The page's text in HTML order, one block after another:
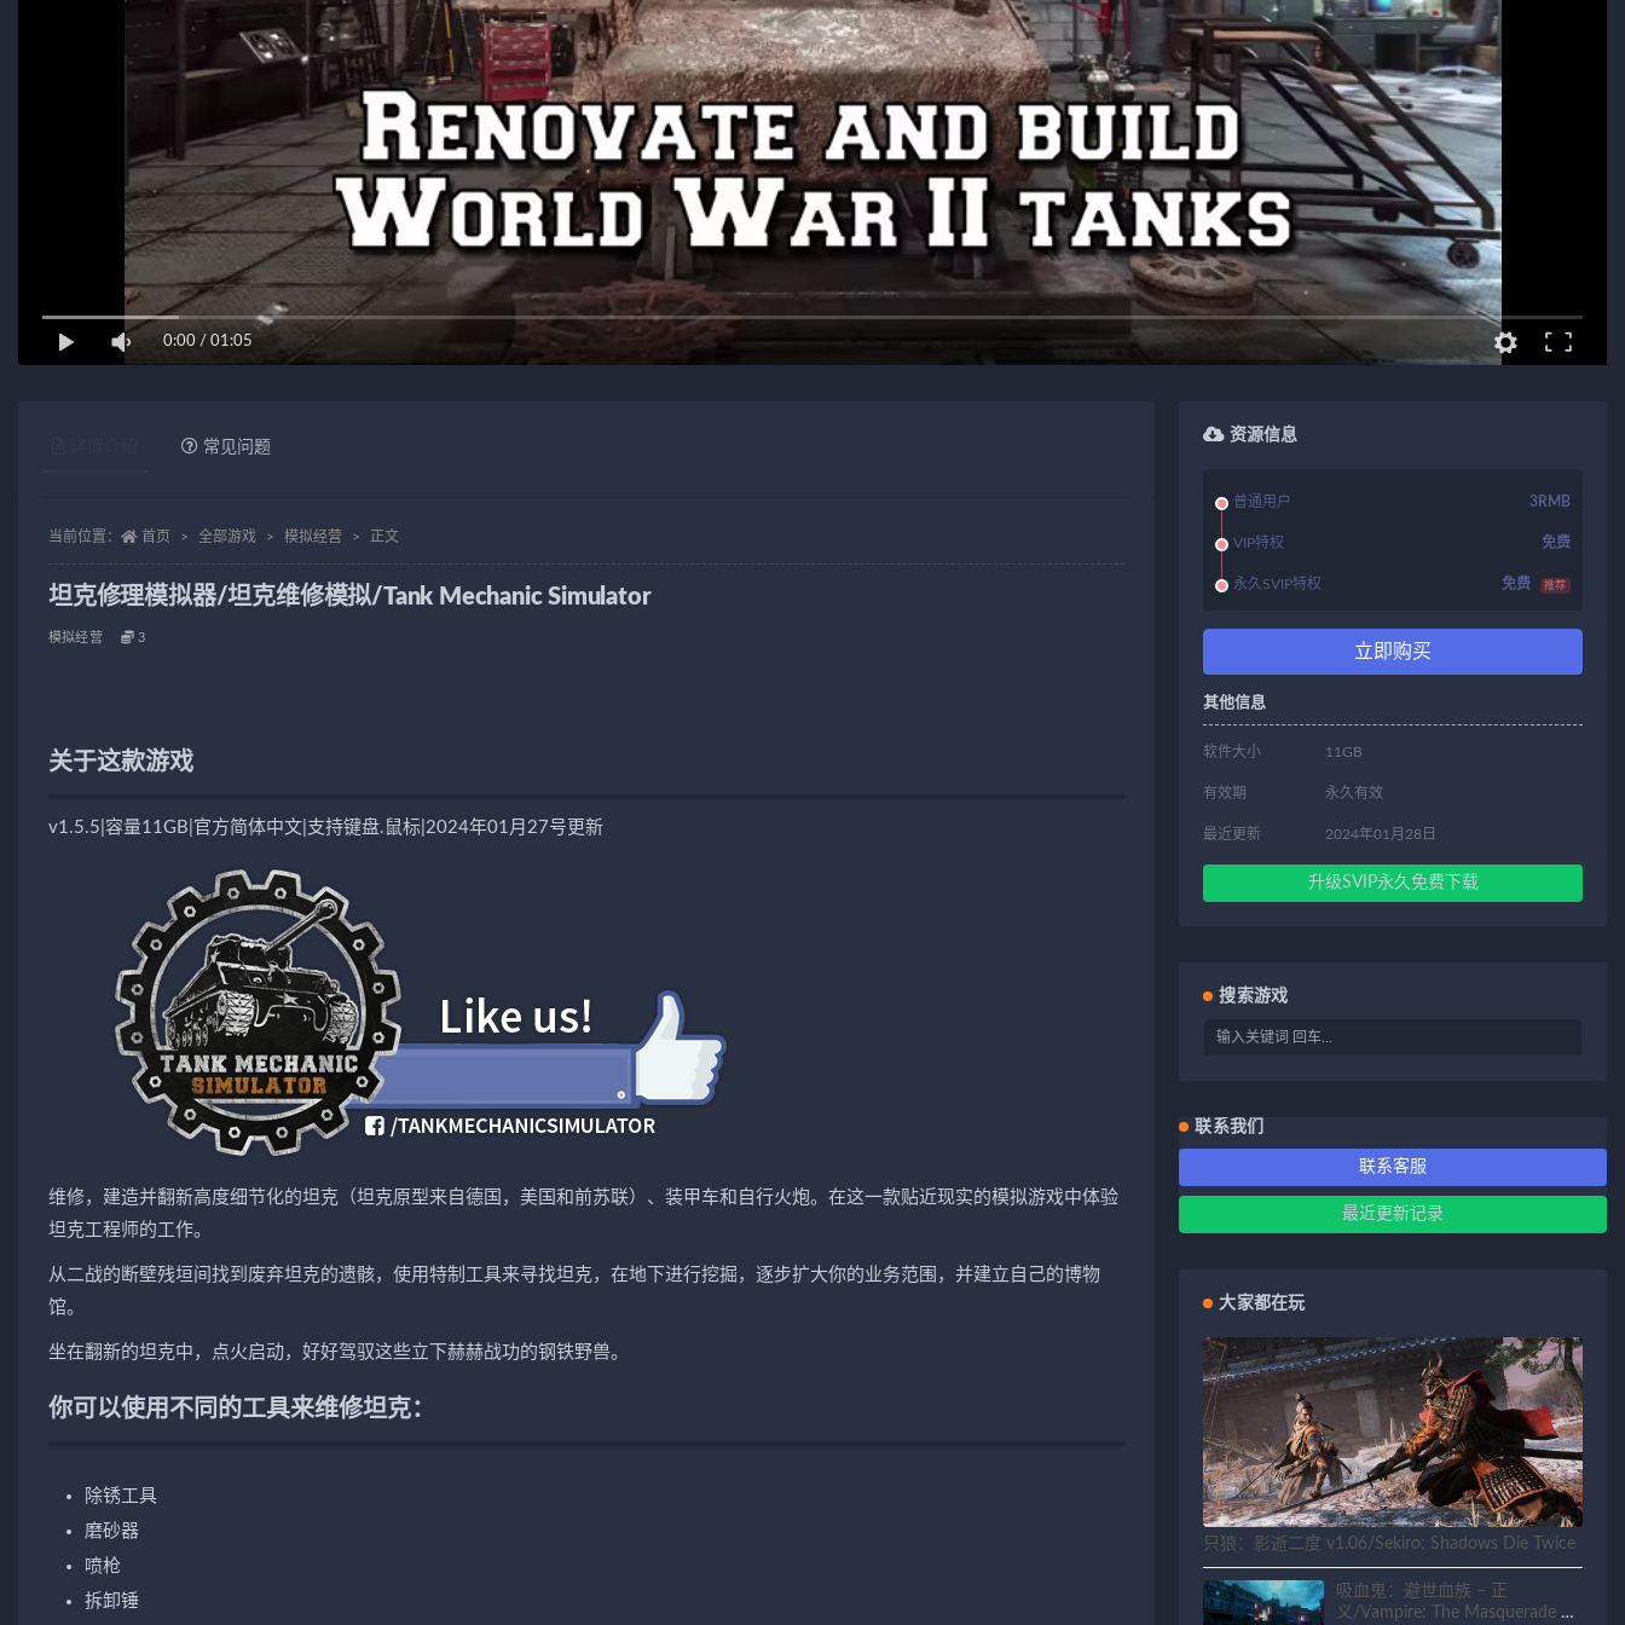
0:00 / 01:05
常见问题
当前位置： 首页 全部游戏 模拟经营 正文
坦克修理模拟器/坦克维修模拟/Tank Mechanic Simulator
模拟经营 3
关于这款游戏
v1.5.5|容量11GB|官方简体中文|支持键盘.鼠标|2024年01月27号更新
维修，建造并翻新高度细节化的坦克（坦克原型来自德国，美国和前苏联）、装甲车和自行火炮。在这一款贴近现实的模拟游戏中体验
坦克工程师的工作。
从二战的断壁残垣间找到废弃坦克的遗骸，使用特制工具来寻找坦克，在地下进行挖掘，逐步扩大你的业务范围，并建立自己的博物
馆。
坐在翻新的坦克中，点火启动，好好驾驭这些立下赫赫战功的钢铁野兽。
你可以使用不同的工具来维修坦克：
除锈工具
磨砂器
喷枪
拆卸锤
资源信息
普通用户 3RMB
VIP特权 免费
永久SVIP特权 免费 推荐
立即购买
其他信息
软件大小 11GB
有效期 永久有效
最近更新 2024年01月28日
升级SVIP永久免费下载
搜索游戏
联系我们
联系客服
最近更新记录
大家都在玩
只狼：影逝二度 v1.06/Sekiro: Shadows Die Twice
吸血鬼：避世血族 – 正
义/Vampire: The Masquerade –